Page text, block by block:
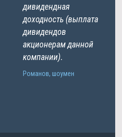
дивидендная
доходность (выплата
дивидендов
акционерам данной
компании).
Романов, шоумен